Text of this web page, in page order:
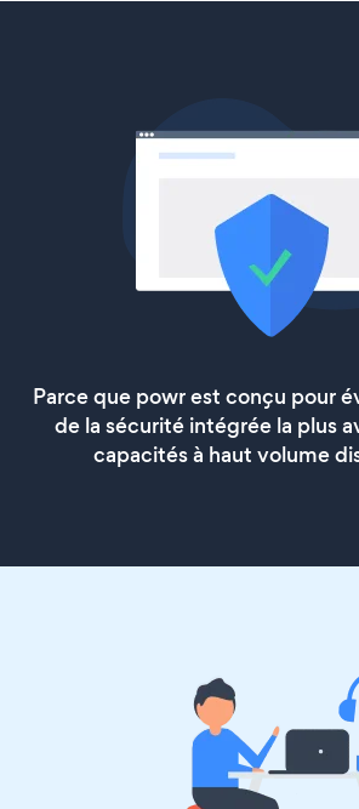
Parce que powr est conçu pour
de la sécurité intégrée la plus
capacités à haut volume